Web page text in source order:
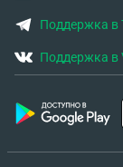
Поддержка в
Поддержка в